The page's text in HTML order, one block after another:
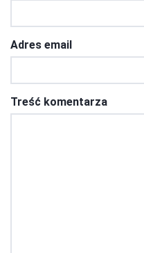
Adres email
Treść komentarza